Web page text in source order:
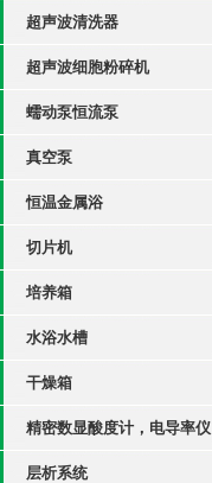
超声波清洗器
超声波细胞粉碎机
蠕动泵恒流泵
真空泵
恒温金属浴
切片机
培养箱
水浴水槽
干燥箱
精密数显酸度计，电导率仪
层析系统